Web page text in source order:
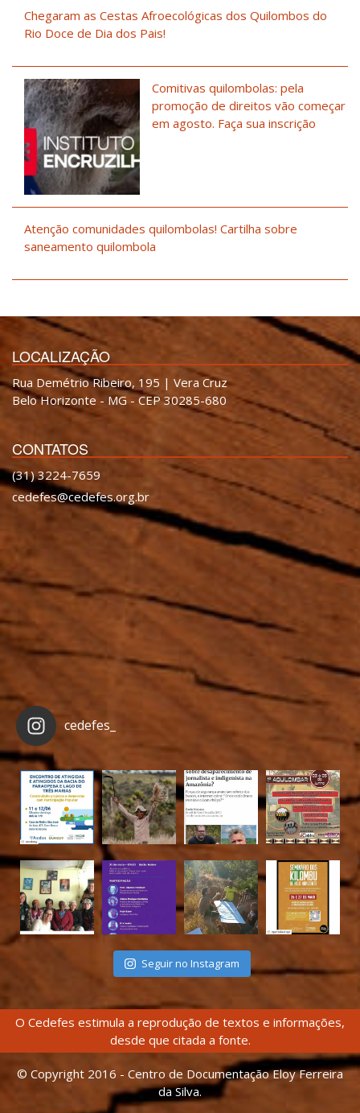
Chegaram as Cestas Afroecológicas dos Quilombos do
Rio Doce de Dia dos Pais!
Comitivas quilombolas: pela
promoção de direitos vão começar
em agosto. Faça sua inscrição
Atenção comunidades quilombolas! Cartilha sobre
saneamento quilombola
LOCALIZAÇÃO
Rua Demétrio Ribeiro, 195 | Vera Cruz
Belo Horizonte - MG - CEP 30285-680
CONTATOS
(31) 3224-7659
cedefes@cedefes.org.br
cedefes_
Seguir no Instagram
O Cedefes estimula a reprodução de textos e informações,
desde que citada a fonte.
© Copyright 2016 - Centro de Documentação Eloy Ferreira
da Silva.